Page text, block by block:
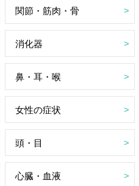
関節・筋肉・骨
消化器
鼻・耳・喉
女性の症状
頭・目
心臓・血液